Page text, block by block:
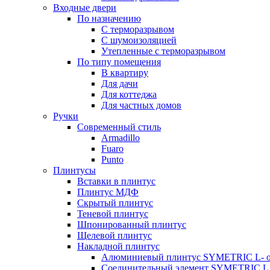
Входные двери
По назначению
С терморазрывом
С шумоизоляцией
Утепленные с терморазрывом
По типу помещения
В квартиру
Для дачи
Для коттеджа
Для частных домов
Ручки
Современный стиль
Armadillo
Fuaro
Punto
Плинтусы
Вставки в плинтус
Плинтус МДФ
Скрытый плинтус
Теневой плинтус
Шпонированный плинтус
Щелевой плинтус
Накладной плинтус
Алюминиевый плинтус SYMETRIC L-
Соединительный элемент SYMETRIC L